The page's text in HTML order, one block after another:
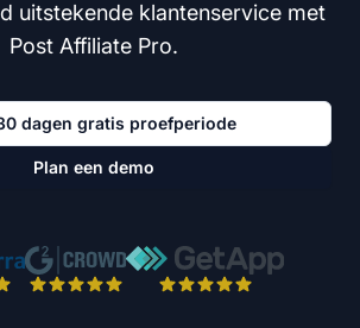
uitstekende klantenservice met
Post Affiliate Pro.
dagen gratis proefperiode
Plan een demo